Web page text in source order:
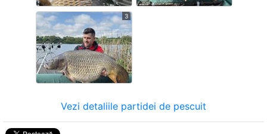
3
Vezi detaliile partidei de pescuit